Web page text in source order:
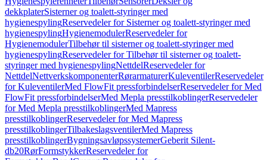
dekkplaterSisterner og toalett-styringer med
hygienespylingReservedeler for Sisterner og toalett-styringer med
hygienespylingHygienemodulerReservedeler for
HygienemodulerTilbehør til sisterner og toalett-styringer med
hygienespylingReservedeler for Tilbehør til sisterner og toalett-
styringer med hygienespylingNettdelReservedeler for
NettdelNettverkskomponenterRørarmaturerKuleventilerReservedeler
for KuleventilerMed FlowFit pressforbindelserReservedeler for Med
FlowFit pressforbindelserMed Mepla presstilkoblingerReservedeler
for Med Mepla presstilkoblingerMed Mapress
presstilkoblingerReservedeler for Med Mapress
presstilkoblingerTilbakeslagsventilerMed Mapress
presstilkoblingerBygningsavløpssystemerGeberit Silent-
db20RørFormstykkerReservedeler for